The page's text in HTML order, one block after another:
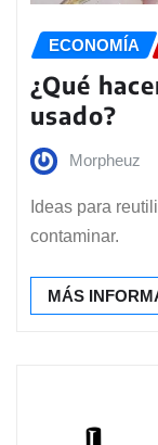
ECONOMÍA
¿Qué
usado?
Morpheuz
Ideas para
contaminar.
MÁS